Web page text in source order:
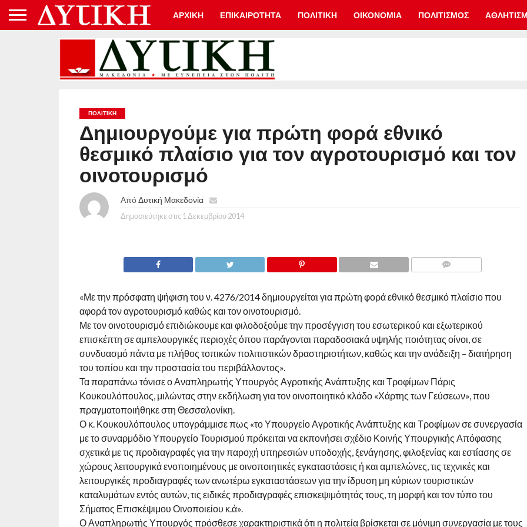
ΑΡΧΙΚΗ ΕΠΙΚΑΙΡΟΤΗΤΑ ΠΟΛΙΤΙΚΗ ΟΙΚΟΝΟΜΙΑ ΠΟΛΙΤΙΣΜΟΣ
ΠΟΛΙΤΙΚΉ
Δημιουργούμε για πρώτη φορά εθνικό
θεσμικό πλαίσιο για τον αγροτουρισμό και τον
οινοτουρισμό
ΑπόΔυτική Μακεδονία
Δημοσιεύτηκε στις 1 Δεκεμβρίου 2014
«Με την πρόσφατη ψήφιση του ν. 4276/2014 δημιουργείται για πρώτη φορά εθνικό θεσμικό πλαίσιο που
αφορά τον αγροτουρισμό καθώς και τον οινοτουρισμό.
Με τον οινοτουρισμό επιδιώκουμε και φιλοδοξούμε την προσέγγιση του εσωτερικού και εξωτερικού
επισκέπτη σε αμπελουργικές περιοχές όπου παράγονται παραδοσιακά υψηλής ποιότητας οίνοι, σε
συνδυασμό πάντα με πλήθος τοπικών πολιτιστικών δραστηριοτήτων, καθώς και την ανάδειξη – διατήρηση
του τοπίου και την προστασία του περιβάλλοντος».
Τα παραπάνω τόνισε ο Αναπληρωτής Υπουργός Αγροτικής Ανάπτυξης και Τροφίμων Πάρις
Κουκουλόπουλος, μιλώντας στην εκδήλωση για τον οινοποιητικό κλάδο «Χάρτης των Γεύσεων», που
πραγματοποιήθηκε στη Θεσσαλονίκη.
Ο κ. Κουκουλόπουλος υπογράμμισε πως «το Υπουργείο Αγροτικής Ανάπτυξης και Τροφίμων σε συνεργασία
με το συναρμόδιο Υπουργείο Τουρισμού πρόκειται να εκπονήσει σχέδιο Κοινής Υπουργικής Απόφασης
σχετικά με τις προδιαγραφές για την παροχή υπηρεσιών υποδοχής, ξενάγησης, φιλοξενίας και εστίασης σε
χώρους λειτουργικά ενοποιημένους με οινοποιητικές εγκαταστάσεις ή και αμπελώνες, τις τεχνικές και
λειτουργικές προδιαγραφές των ανωτέρω εγκαταστάσεων για την ίδρυση μη κύριων τουριστικών
καταλυμάτων εντός αυτών, τις ειδικές προδιαγραφές επισκεψιμότητάς τους, τη μορφή και τον τύπο του
Σήματος Επισκέψιμου Οινοποιείου κ.ά».
Ο Αναπληρωτής Υπουργός πρόσθεσε χαρακτηριστικά ότι η πολιτεία βρίσκεται σε μόνιμη συνεργασία με τους